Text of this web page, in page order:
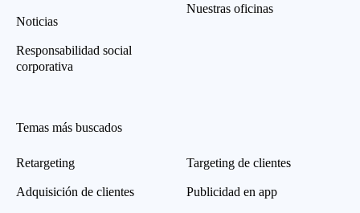
Noticias
Responsabilidad social
corporativa
Nuestras oficinas
Temas más buscados
Retargeting
Adquisición de clientes
Targeting de clientes
Publicidad en app